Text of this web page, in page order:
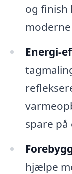
og finish
Energi-
spare
hjælpe